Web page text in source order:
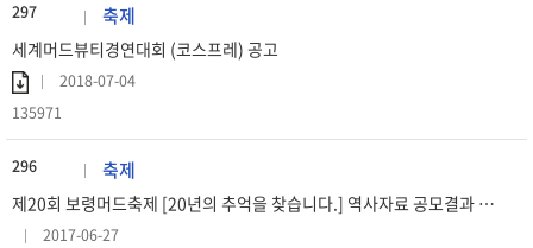
297 축제
세계머드뷰티경연대회 (코스프레) 공고
2018-07-04
135971
296 축제
제20회 보령머드축제 [20년의 추억을 찾습니다.] 역사자료 공모결과 공고
2017-06-27